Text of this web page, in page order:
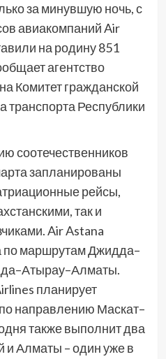
за минувшую ночь, с
авиакомпаний Air
на родину 851
агентство
Комитет гражданской
транспорта Республики
соотечественников
запланированы
рейсы,
так и
Air Astana
по маршрутам Джидда–
планирует
направлению Маскат–
также выполнит два
Алматы – один уже в